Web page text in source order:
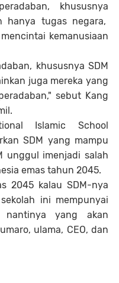
khususnya
hanya tugas negara,
kemanusiaan
khususnya SDM
juga mereka yang
sebut Kang
Islamic School
SDM yang mampu
unggul imenjadi salah
emas tahun 2045.
2045 kalau SDM-nya
ini mempunyai
nantinya yang akan
ulama, CEO, dan